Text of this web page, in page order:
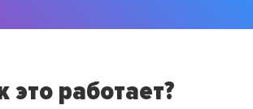
это работает?